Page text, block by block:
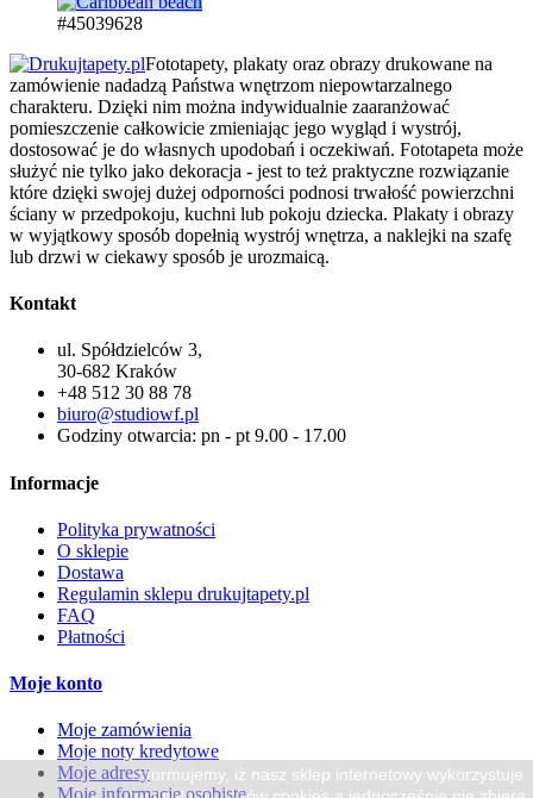
#45039628
Fototapety, plakaty oraz obrazy drukowane na
zamówienie nadadzą Państwa wnętrzom niepowtarzalnego
charakteru. Dzięki nim można indywidualnie zaaranżować
pomieszczenie całkowicie zmieniając jego wygląd i wystrój,
dostosować je do własnych upodobań i oczekiwań. Fototapeta może
służyć nie tylko jako dekoracja - jest to też praktyczne rozwiązanie
które dzięki swojej dużej odporności podnosi trwałość powierzchni
ściany w przedpokoju, kuchni lub pokoju dziecka. Plakaty i obrazy
w wyjątkowy sposób dopełnią wystrój wnętrza, a naklejki na szafę
lub drzwi w ciekawy sposób je urozmaicą.
Kontakt
ul. Spółdzielców 3,
30-682 Kraków
+48 512 30 88 78
biuro@studiowf.pl
Godziny otwarcia: pn - pt 9.00 - 17.00
Informacje
Polityka prywatności
O sklepie
Dostawa
Regulamin sklepu drukujtapety.pl
FAQ
Płatności
Moje konto
Moje zamówienia
Moje noty kredytowe
Moje adresyInformujemy, iż nasz sklep internetowy wykorzystuje